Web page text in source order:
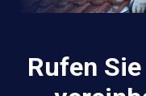
Rufen